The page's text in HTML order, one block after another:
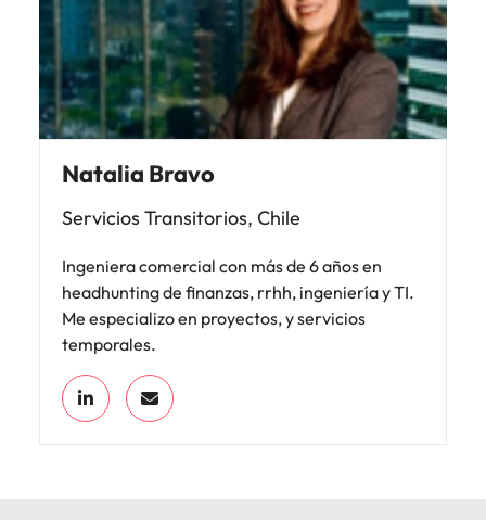
Natalia Bravo
Servicios Transitorios, Chile
Ingeniera comercial con más de 6 años en
headhunting de finanzas, rrhh, ingeniería y TI.
Me especializo en proyectos, y servicios
temporales.